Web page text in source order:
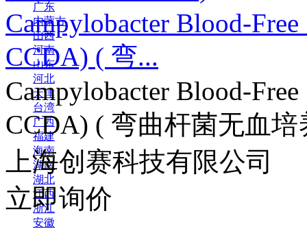
广东
内蒙古
山西
河南
山东
河北
天津
台湾
广西
福建
海南
湖南
湖北
江西
浙江
安徽
Campylobacter Blood-
CCDA) ( 弯...
Campylobacter Blood-
CCDA) ( 弯曲杆菌无血培
上海创赛科技有限公司
立即询价